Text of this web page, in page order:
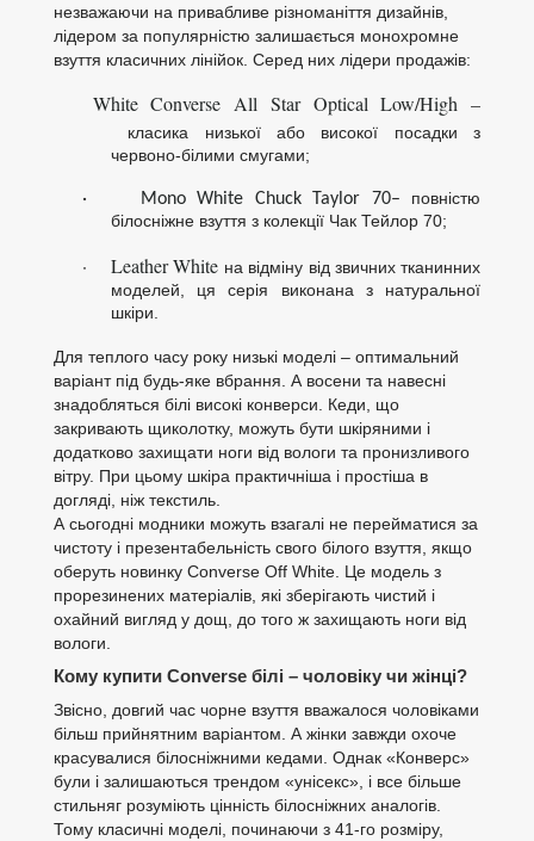
незважаючи на привабливе різноманіття дизайнів,
лідером за популярністю залишається монохромне
взуття класичних лінійок. Серед них лідери продажів:
White Converse All Star Optical Low/High –
класика низької або високої посадки з
червоно-білими смугами;
· Mono White Chuck Taylor 70– повністю
білосніжне взуття з колекції Чак Тейлор 70;
· Leather White на відміну від звичних тканинних
моделей, ця серія виконана з натуральної
шкіри.
Для теплого часу року низькі моделі – оптимальний
варіант під будь-яке вбрання. А восени та навесні
знадобляться білі високі конверси. Кеди, що
закривають щиколотку, можуть бути шкіряними і
додатково захищати ноги від вологи та пронизливого
вітру. При цьому шкіра практичніша і простіша в
догляді, ніж текстиль.
А сьогодні модники можуть взагалі не перейматися за
чистоту і презентабельність свого білого взуття, якщо
оберуть новинку Converse Off White. Це модель з
прорезинених матеріалів, які зберігають чистий і
охайний вигляд у дощ, до того ж захищають ноги від
вологи.
Кому купити Converse білі – чоловіку чи жінці?
Звісно, довгий час чорне взуття вважалося чоловіками
більш прийнятним варіантом. А жінки завжди охоче
красувалися білосніжними кедами. Однак «Конверс»
були і залишаються трендом «унісекс», і все більше
стильняг розуміють цінність білосніжних аналогів.
Тому класичні моделі, починаючи з 41-го розміру,